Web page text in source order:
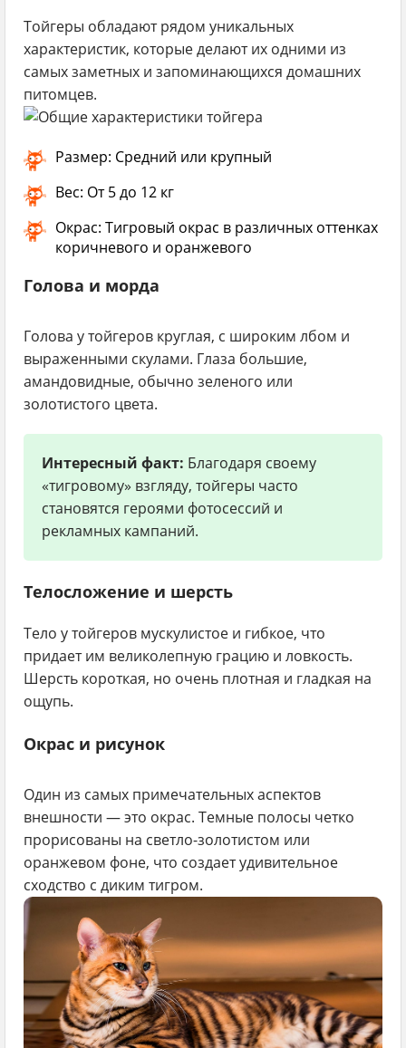
Тойгеры обладают рядом уникальных
характеристик, которые делают их одними из
самых заметных и запоминающихся домашних
питомцев.
Размер: Средний или крупный
Вес: От 5 до 12 кг
Окрас: Тигровый окрас в различных оттенках
коричневого и оранжевого
Голова и морда
Голова у тойгеров круглая, с широким лбом и
выраженными скулами. Глаза большие,
амандовидные, обычно зеленого или
золотистого цвета.
Интересный факт: Благодаря своему
«тигровому» взгляду, тойгеры часто
становятся героями фотосессий и
рекламных кампаний.
Телосложение и шерсть
Тело у тойгеров мускулистое и гибкое, что
придает им великолепную грацию и ловкость.
Шерсть короткая, но очень плотная и гладкая на
ощупь.
Окрас и рисунок
Один из самых примечательных аспектов
внешности — это окрас. Темные полосы четко
прорисованы на светло-золотистом или
оранжевом фоне, что создает удивительное
сходство с диким тигром.